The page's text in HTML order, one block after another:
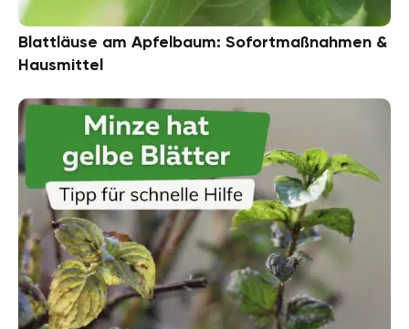
Blattläuse am Apfelbaum: Sofortmaßnahmen &
Hausmittel